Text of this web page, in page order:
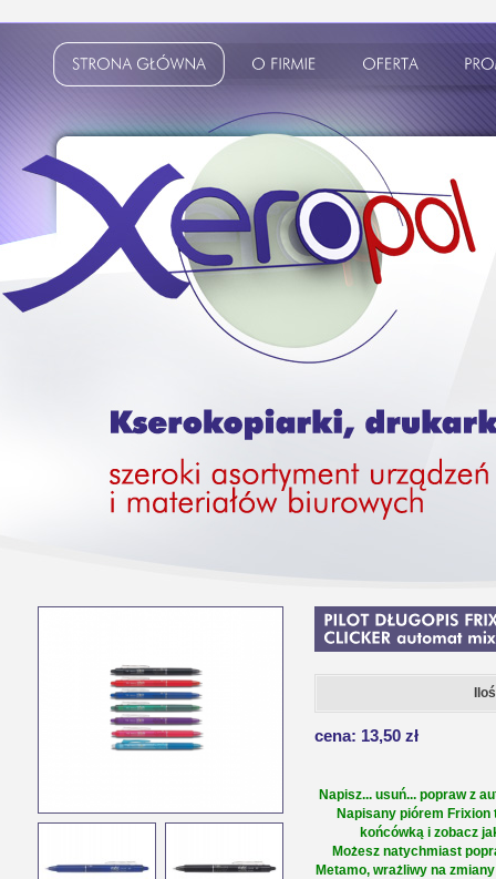
cena: 13,50 zł
Napisz... usuń... popraw z
Napisany piórem
końcówką i zobacz
Możesz natychmiast
Metamo, wrażliwy na